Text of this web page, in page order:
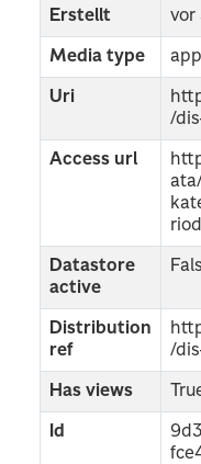
Erstellt vor
Media type
Uri
/
Access url
Datastore
active
Distribution
ref
/
Has views
Id